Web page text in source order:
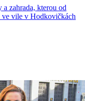
zahrada, kterou od
ve vile v Hodkovičkách